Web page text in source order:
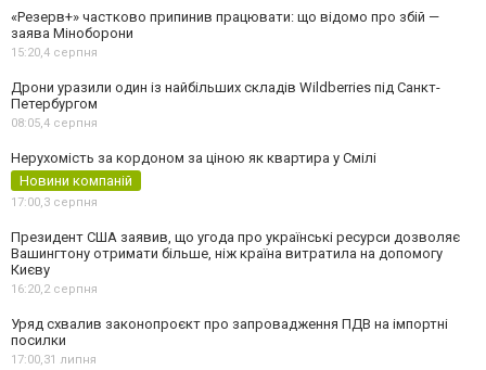
«Резерв+» частково припинив працювати: що відомо про збій —
заява Міноборони
15:20,4 серпня
Дрони уразили один із найбільших складів Wildberries під Санкт-
Петербургом
08:05,4 серпня
Нерухомість за кордоном за ціною як квартира у Смілі
Новини компаній
17:00,3 серпня
Президент США заявив, що угода про українські ресурси дозволяє
Вашингтону отримати більше, ніж країна витратила на допомогу
Києву
16:20,2 серпня
Уряд схвалив законопроєкт про запровадження ПДВ на імпортні
посилки
17:00,31 липня